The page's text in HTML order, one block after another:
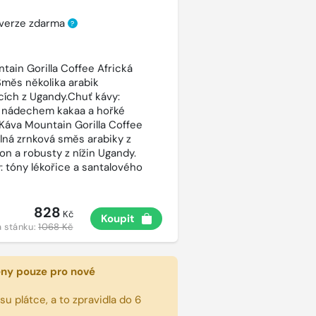
zdarma ?
Gorilla Coffee Africká
několika arabik
z Ugandy.Chuť kávy:
kakaa a hořké
Mountain Gorilla Coffee
zrnková směs arabiky z
a robusty z nížin Ugandy.
tóny lékořice a santalového
828 Kč
stánku:1068 Kč
Koupit
pouze pro nové
plátce, a to zpravidla do 6